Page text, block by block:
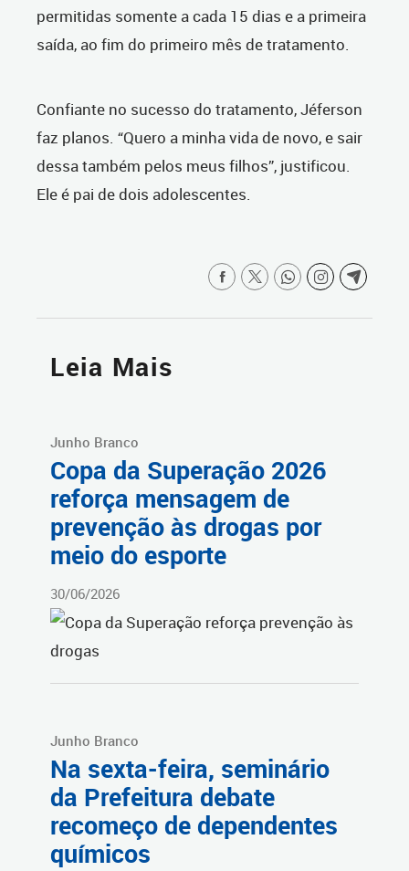
permitidas somente a cada 15 dias e a primeira
saída, ao fim do primeiro mês de tratamento.
Confiante no sucesso do tratamento, Jéferson
faz planos. “Quero a minha vida de novo, e sair
dessa também pelos meus filhos”, justificou.
Ele é pai de dois adolescentes.
Leia Mais
Junho Branco
Copa da Superação 2026
reforça mensagem de
prevenção às drogas por
meio do esporte
30/06/2026
Junho Branco
Na sexta-feira, seminário
da Prefeitura debate
recomeço de dependentes
químicos